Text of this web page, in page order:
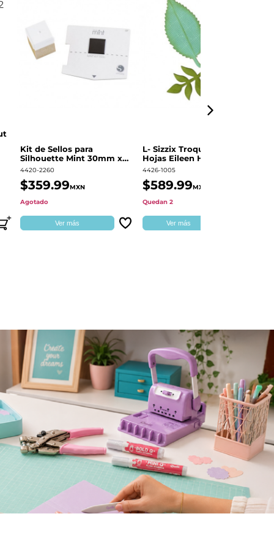
Kit de Sellos para
Silhouette Mint 30mm x
60mm
4420-2260
$359.99MXN
Agotado
Ver más
L- Sizzix Troquel Grueso
Hojas Eileen Hull | 661111
4426-1005
$589.99MXN
Quedan 2
Ver más